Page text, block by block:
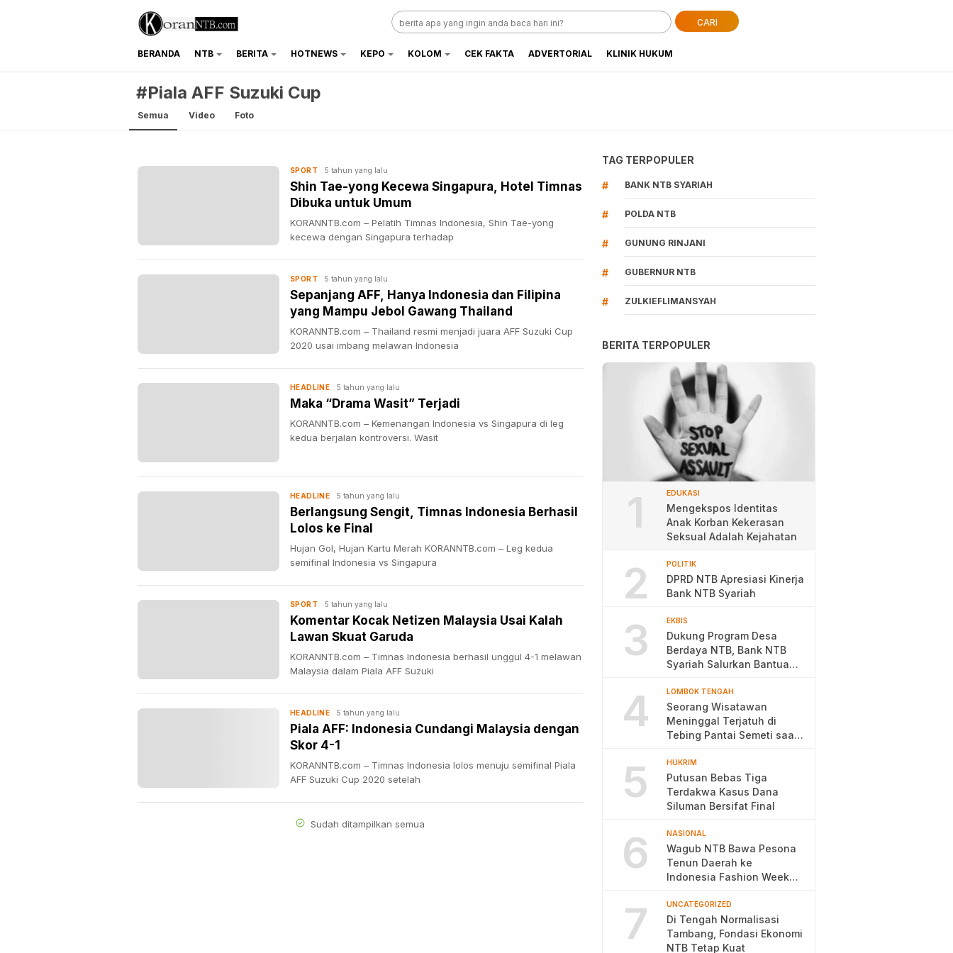
koranntb.com
CARI
BERANDA NTB BERITA HOTNEWS KEPO KOLOM CEK FAKTA ADVERTORIAL KLINIK HUKUM
#Piala AFF Suzuki Cup
Semua Video Foto
SPORT 5 tahun yang lalu
Shin Tae-yong Kecewa Singapura, Hotel Timnas
Dibuka untuk Umum
KORANNTB.com – Pelatih Timnas Indonesia, Shin Tae-yong
kecewa dengan Singapura terhadap
SPORT 5 tahun yang lalu
Sepanjang AFF, Hanya Indonesia dan Filipina
yang Mampu Jebol Gawang Thailand
KORANNTB.com – Thailand resmi menjadi juara AFF Suzuki Cup
2020 usai imbang melawan Indonesia
HEADLINE 5 tahun yang lalu
Maka “Drama Wasit” Terjadi
KORANNTB.com – Kemenangan Indonesia vs Singapura di leg
kedua berjalan kontroversi. Wasit
HEADLINE 5 tahun yang lalu
Berlangsung Sengit, Timnas Indonesia Berhasil
Lolos ke Final
Hujan Gol, Hujan Kartu Merah KORANNTB.com – Leg kedua
semifinal Indonesia vs Singapura
SPORT 5 tahun yang lalu
Komentar Kocak Netizen Malaysia Usai Kalah
Lawan Skuat Garuda
KORANNTB.com – Timnas Indonesia berhasil unggul 4-1 melawan
Malaysia dalam Piala AFF Suzuki
HEADLINE 5 tahun yang lalu
Piala AFF: Indonesia Cundangi Malaysia dengan
Skor 4-1
KORANNTB.com – Timnas Indonesia lolos menuju semifinal Piala
AFF Suzuki Cup 2020 setelah
Sudah ditampilkan semua
TAG TERPOPULER
# BANK NTB SYARIAH
# POLDA NTB
# GUNUNG RINJANI
# GUBERNUR NTB
# ZULKIEFLIMANSYAH
BERITA TERPOPULER
1 EDUKASI
Mengekspos Identitas
Anak Korban Kekerasan
Seksual Adalah Kejahatan
2 POLITIK
DPRD NTB Apresiasi Kinerja
Bank NTB Syariah
3 EKBIS
Dukung Program Desa
Berdaya NTB, Bank NTB
Syariah Salurkan Bantuan
4 LOMBOK TENGAH
Seorang Wisatawan
Meninggal Terjatuh di
Tebing Pantai Semeti saat
5 HUKRIM
Putusan Bebas Tiga
Terdakwa Kasus Dana
Siluman Bersifat Final
6 NASIONAL
Wagub NTB Bawa Pesona
Tenun Daerah ke
Indonesia Fashion Week
7 UNCATEGORIZED
Di Tengah Normalisasi
Tambang, Fondasi Ekonomi
NTB Tetap Kuat